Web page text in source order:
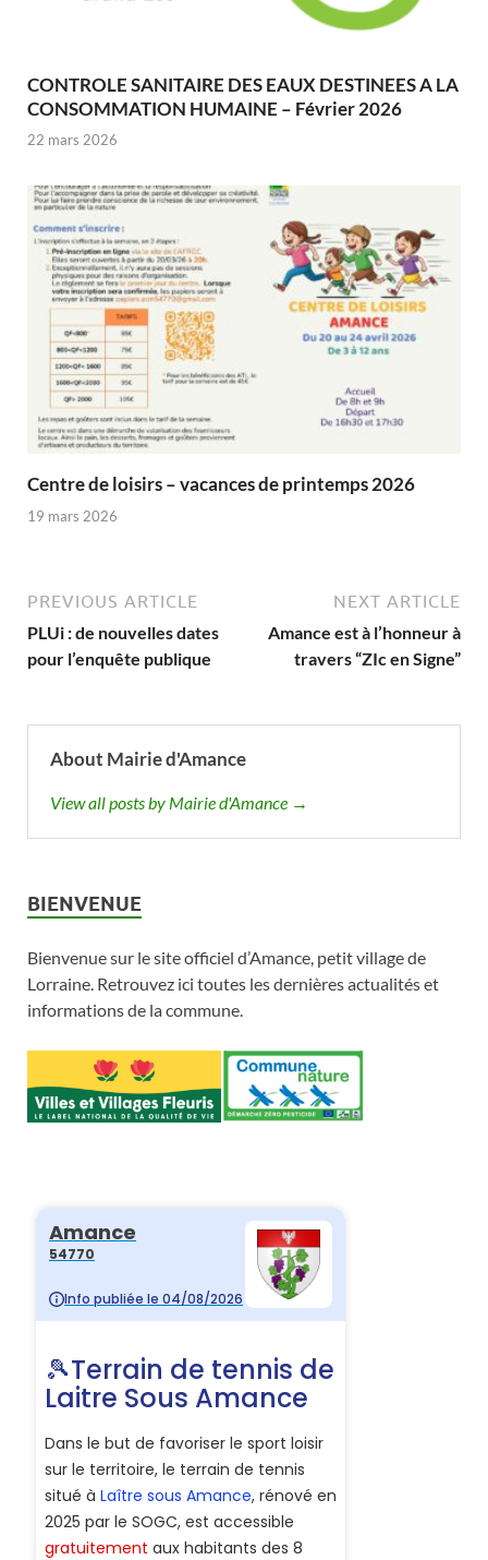
CONTROLE SANITAIRE DES EAUX DESTINEES A LA
CONSOMMATION HUMAINE – Février 2026
22 mars 2026
Centre de loisirs – vacances de printemps 2026
19 mars 2026
PREVIOUS ARTICLE
PLUi : de nouvelles dates
pour l’enquête publique
NEXT ARTICLE
Amance est à l’honneur à
travers “ZIc en Signe”
About Mairie d'Amance
View all posts by Mairie d'Amance →
BIENVENUE
Bienvenue sur le site officiel d’Amance, petit village de
Lorraine. Retrouvez ici toutes les dernières actualités et
informations de la commune.